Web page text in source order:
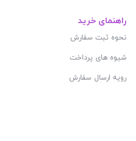
راهنمای خرید
نحوه ثبت سفارش
شیوه های پرداخت
رویه ارسال سفارش